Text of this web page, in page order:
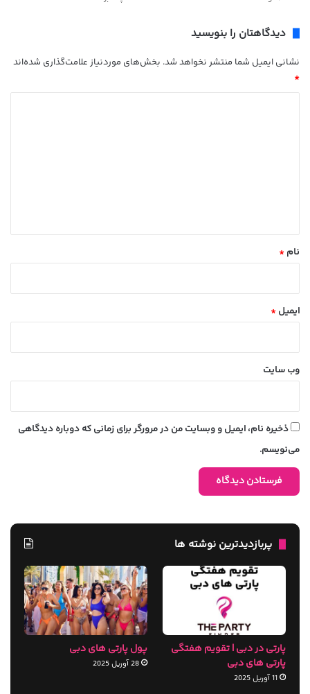
دیدگاهتان را بنویسید
نشانی ایمیل شما منتشر نخواهد شد. بخش‌های موردنیاز علامت‌گذاری شده‌اند
*
نام *
ایمیل *
وب‌ سایت
ذخیره نام، ایمیل و وبسایت من در مرورگر برای زمانی که دوباره دیدگاهی
می‌نویسم.
پربازدیدترین نوشته ها
پارتی در دبی | تقویم هفتگی
پارتی های دبی
11 آوریل 2025
پول پارتی های دبی
28 آوریل 2025